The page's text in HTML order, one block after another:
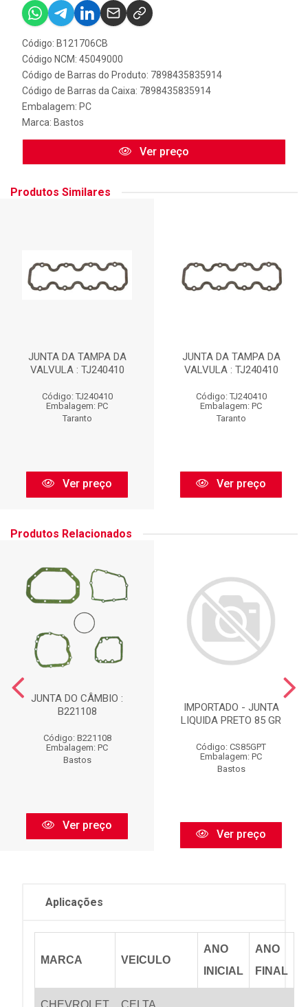
Código: B121706CB
Código NCM: 45049000
Código de Barras do Produto: 7898435835914
Código de Barras da Caixa: 7898435835914
Embalagem: PC
Marca: Bastos
Ver preço
Produtos Similares
JUNTA DA TAMPA DA
VALVULA : TJ240410
Código: TJ240410
Embalagem: PC
Taranto
Ver preço
JUNTA DA TAMPA DA
VALVULA : TJ240410
Código: TJ240410
Embalagem: PC
Taranto
Ver preço
Produtos Relacionados
JUNTA DO CÂMBIO :
B221108
Código: B221108
Embalagem: PC
Bastos
Ver preço
IMPORTADO - JUNTA
LIQUIDA PRETO 85 GR
Código: CS85GPT
Embalagem: PC
Bastos
Ver preço
Aplicações
MARCA VEICULO
ANO
INICIAL
ANO
FINAL
CHEVROLET CELTA